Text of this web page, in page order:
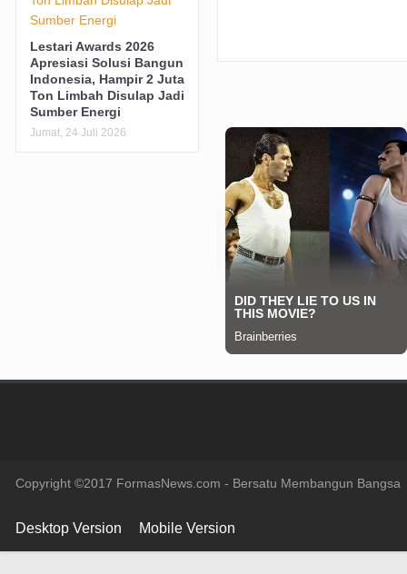
Lestari Awards 2026
Apresiasi Solusi Bangun
Indonesia, Hampir 2 Juta
Ton Limbah Disulap Jadi
Sumber Energi
Jumat, 24 Juli 2026
Copyright ©2017 FormasNews.com - Bersatu Membangun Bangsa
Desktop Version Mobile Version